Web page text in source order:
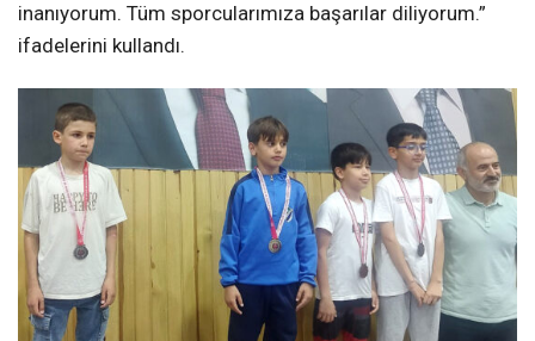
inanıyorum. Tüm sporcularımıza başarılar diliyorum.”
ifadelerini kullandı.